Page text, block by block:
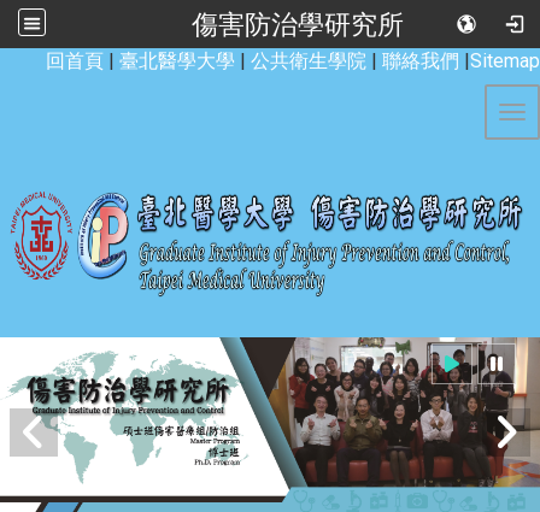
傷害防治學研究所
回首頁 | 臺北醫學大學 | 公共衛生學院 | 聯絡我們 |Sitemap